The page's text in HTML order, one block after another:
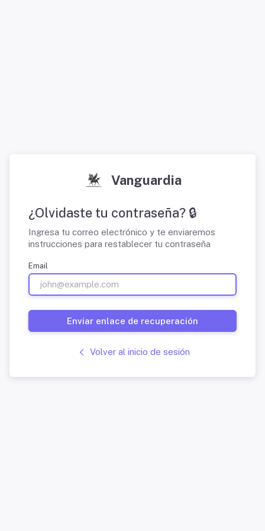
Vanguardia
¿Olvidaste tu contraseña? 🔒
Ingresa tu correo electrónico y te enviaremos
instrucciones para restablecer tu contraseña
Email
Enviar enlace de recuperación
Volver al inicio de sesión